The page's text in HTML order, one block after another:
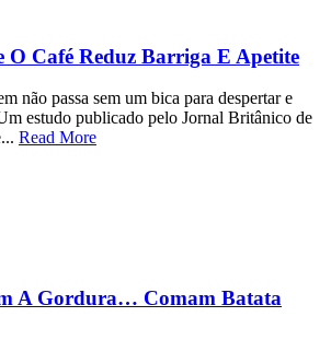
O Café Reduz Barriga E Apetite
não passa sem um bica para despertar e
estudo publicado pelo Jornal Britânico de
Read More
A Gordura… Comam Batata